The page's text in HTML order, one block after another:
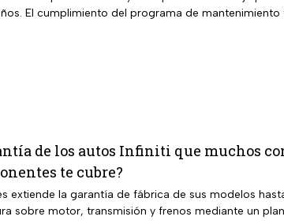
El cumplimiento del programa de
de los autos Infiniti que muchos
te cubre?
extiende la garantía de fábrica de sus modelos
sobre motor, transmisión y frenos mediante un